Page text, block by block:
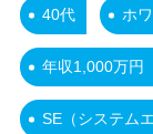
40代 ホ
年収1,000万円
SE（システム